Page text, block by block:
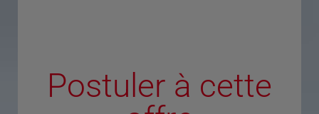
Postuler à cette